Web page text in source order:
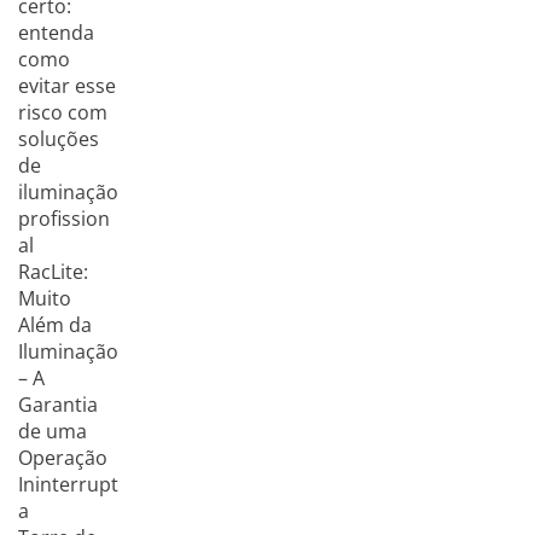
certo:
entenda
como
evitar esse
risco com
soluções
de
iluminação
profission
al
RacLite:
Muito
Além da
Iluminação
– A
Garantia
de uma
Operação
Ininterrupt
a